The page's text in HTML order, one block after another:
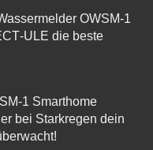
OWSM-1
die beste
Smarthome
bei Starkregen dein